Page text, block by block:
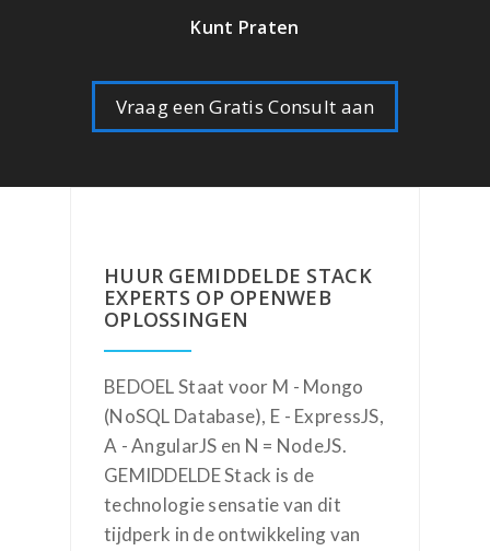
Kunt Praten
Vraag een Gratis Consult aan
HUUR GEMIDDELDE STACK
EXPERTS OP OPENWEB
OPLOSSINGEN
BEDOEL Staat voor M - Mongo
(NoSQL Database), E - ExpressJS,
A - AngularJS en N = NodeJS.
GEMIDDELDE Stack is de
technologie sensatie van dit
tijdperk in de ontwikkeling van